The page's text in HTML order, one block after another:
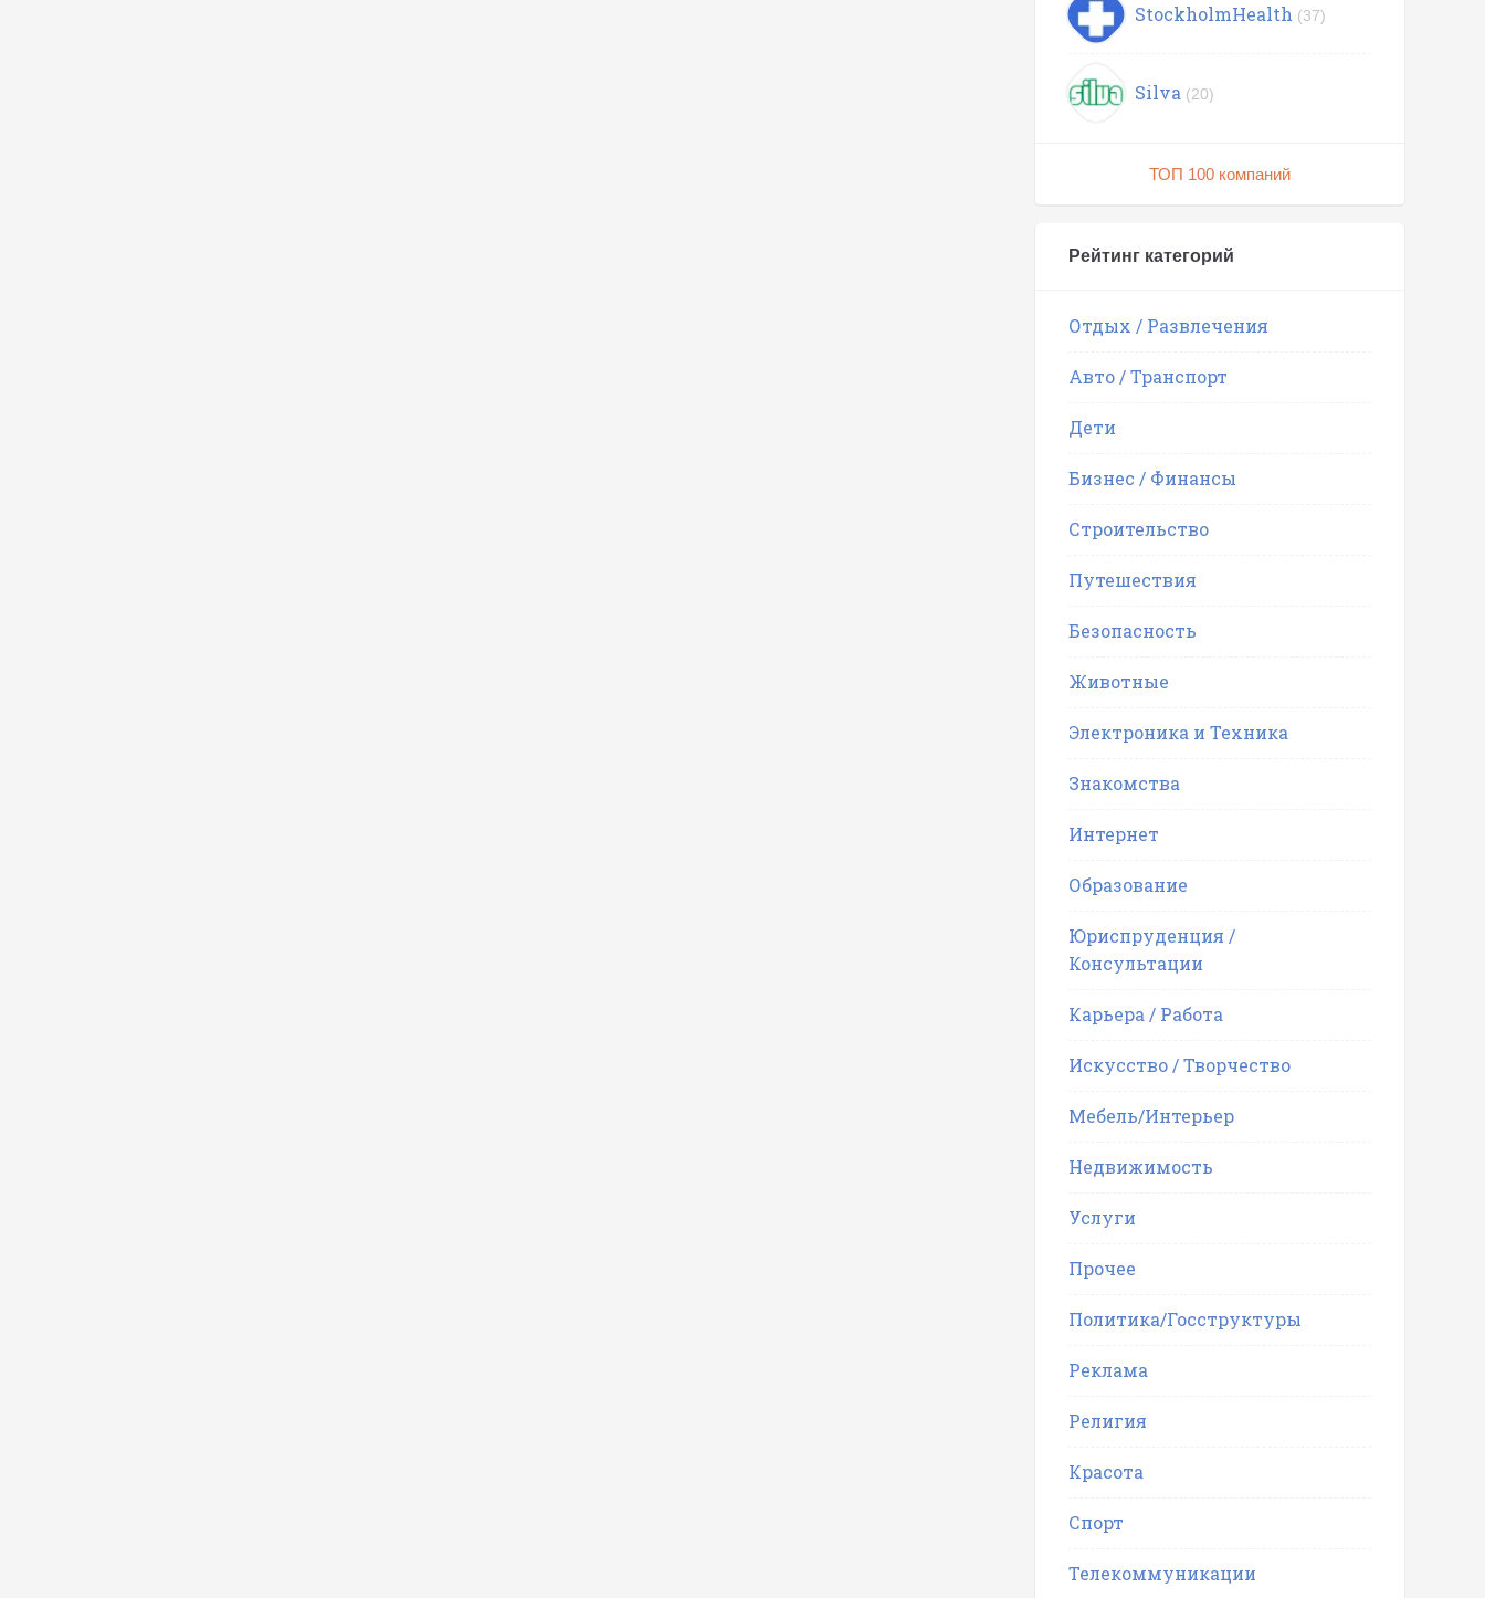
StockholmHealth (37)
Silva (20)
ТОП 100 компаний
Рейтинг категорий
Отдых / Развлечения
Авто / Транспорт
Дети
Бизнес / Финансы
Строительство
Путешествия
Безопасность
Животные
Электроника и Техника
Знакомства
Интернет
Образование
Юриспруденция /
Консультации
Карьера / Работа
Искусство / Творчество
Мебель/Интерьер
Недвижимость
Услуги
Прочее
Политика/Госструктуры
Реклама
Религия
Красота
Спорт
Телекоммуникации